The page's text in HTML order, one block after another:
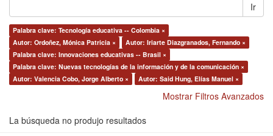
Ir
Palabra clave: Tecnología educativa -- Colombia ×
Autor: Ordoñez, Mónica Patricia ×
Autor: Iriarte Diazgranados, Fernando ×
Palabra clave: Innovaciones educativas -- Brasil ×
Palabra clave: Nuevas tecnologías de la información y de la comunicación ×
Autor: Valencia Cobo, Jorge Alberto ×
Autor: Said Hung, Elías Manuel ×
Mostrar Filtros Avanzados
La búsqueda no produjo resultados